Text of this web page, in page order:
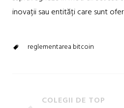
inovații sau entități care sunt
reglementarea bitcoin
COLEGII DE TOP